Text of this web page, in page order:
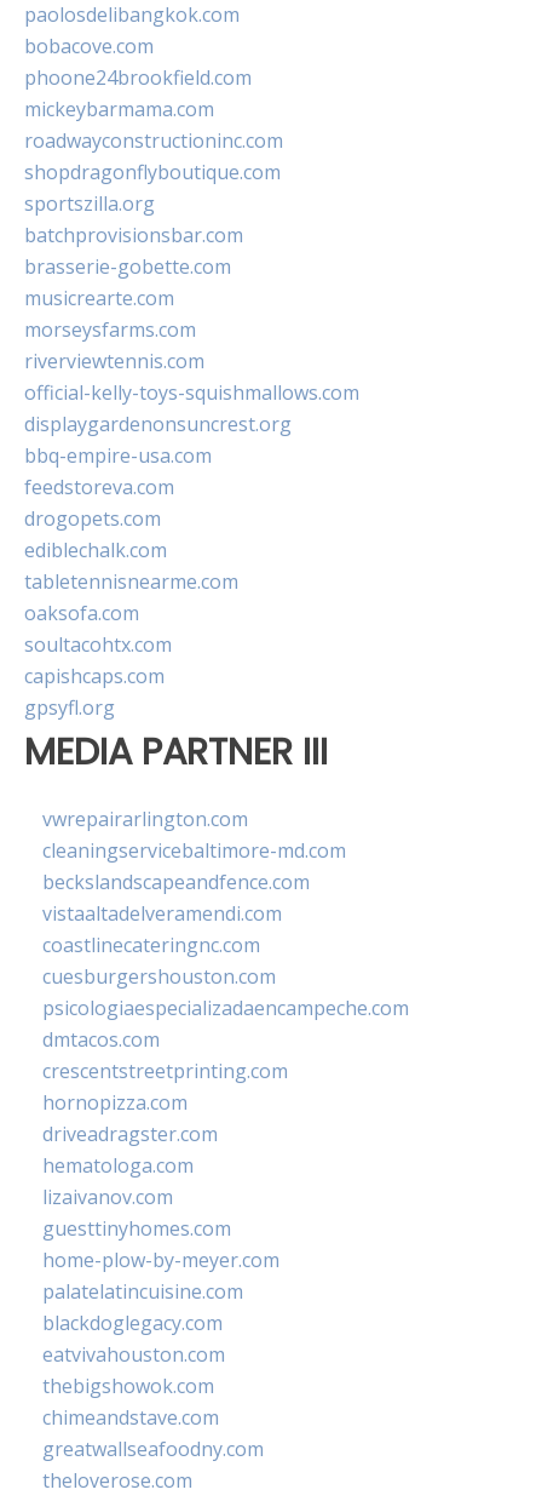
paolosdelibangkok.com
bobacove.com
phoone24brookfield.com
mickeybarmama.com
roadwayconstructioninc.com
shopdragonflyboutique.com
sportszilla.org
batchprovisionsbar.com
brasserie-gobette.com
musicrearte.com
morseysfarms.com
riverviewtennis.com
official-kelly-toys-squishmallows.com
displaygardenonsuncrest.org
bbq-empire-usa.com
feedstoreva.com
drogopets.com
ediblechalk.com
tabletennisnearme.com
oaksofa.com
soultacohtx.com
capishcaps.com
gpsyfl.org
MEDIA PARTNER III
vwrepairarlington.com
cleaningservicebaltimore-md.com
beckslandscapeandfence.com
vistaaltadelveramendi.com
coastlinecateringnc.com
cuesburgershouston.com
psicologiaespecializadaencampeche.com
dmtacos.com
crescentstreetprinting.com
hornopizza.com
driveadragster.com
hematologa.com
lizaivanov.com
guesttinyhomes.com
home-plow-by-meyer.com
palatelatincuisine.com
blackdoglegacy.com
eatvivahouston.com
thebigshowok.com
chimeandstave.com
greatwallseafoodny.com
theloverose.com